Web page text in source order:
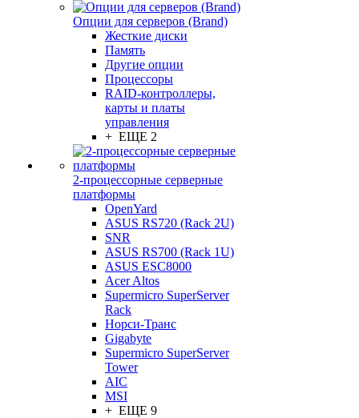
Опции для серверов (Brand)
Жесткие диски
Память
Другие опции
Процессоры
RAID-контроллеры,
карты и платы
управления
+ ЕЩЕ 2
2-процессорные серверные
платформы
OpenYard
ASUS RS720 (Rack 2U)
SNR
ASUS RS700 (Rack 1U)
ASUS ESC8000
Acer Altos
Supermicro SuperServer
Rack
Норси-Транс
Gigabyte
Supermicro SuperServer
Tower
AIC
MSI
+ ЕЩЕ 9